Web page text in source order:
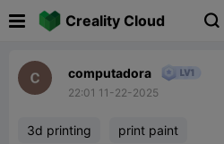
Creality Cloud 
computadora
22:01 11-22-2025
3d printing print paint